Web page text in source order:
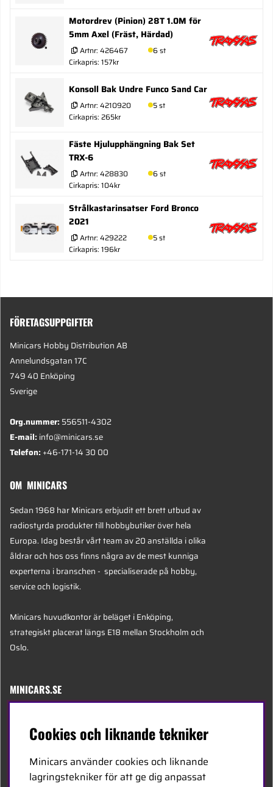
Motordrev (Pinion) 28T 1.0M för
5mm Axel (Fräst, Härdad)
Artnr: 426467
6 st
Cirkapris: 157kr
Konsoll Bak Undre Funco Sand Car
Artnr: 4210920
5 st
Cirkapris: 265kr
Fäste Hjulupphängning Bak Set
TRX-6
Artnr: 428830
6 st
Cirkapris: 104kr
Strålkastarinsatser Ford Bronco
2021
Artnr: 429222
5 st
Cirkapris: 196kr
FÖRETAGSUPPGIFTER
Minicars Hobby Distribution AB
Annelundsgatan 17C
749 40 Enköping
Sverige
Org.nummer:556511-4302
E-mail:info@minicars.se
Telefon:+46-171-14 30 00
OM MINICARS
Sedan 1968 har Minicars erbjudit ett brett utbud av
radiostyrda produkter till hobbybutiker över hela
Europa. Idag består vårt team av 20 anställda i olika
åldrar och hos oss finns några av de mest kunniga
experterna i branschen - specialiserade på hobby,
service och logistik.
Minicars huvudkontor är beläget i Enköping,
strategiskt placerat längs E18 mellan Stockholm och
Oslo.
MINICARS.SE
Bli återförsäljare
Cookies och liknande tekniker
Minicars använder cookies och liknande
lagringstekniker för att ge dig anpassat